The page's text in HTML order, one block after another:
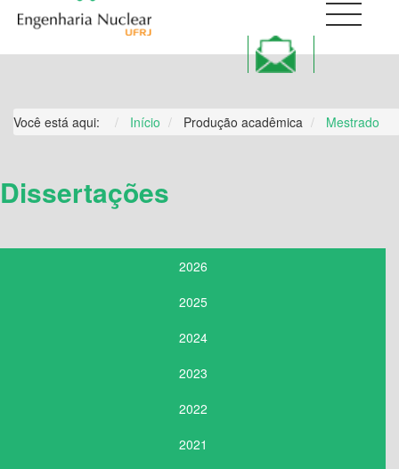
Você está aqui: Início Produção acadêmica Mestrado
Dissertações
2026
2025
2024
2023
2022
2021